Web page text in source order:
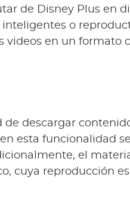
de Disney Plus en
o
videos en un formato
descargar
esta funcionalidad
el
cuya reproducción